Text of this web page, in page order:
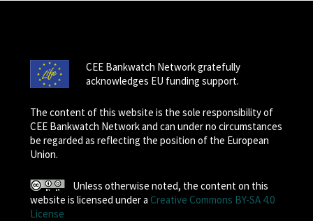
CEE Bankwatch Network gratefully
acknowledges EU funding support.
The content of this website is the sole responsibility of
CEE Bankwatch Network and can under no circumstances
be regarded as reflecting the position of the European
Union.
Unless otherwise noted, the content on this
website is licensed under a Creative Commons BY-SA 4.0
License